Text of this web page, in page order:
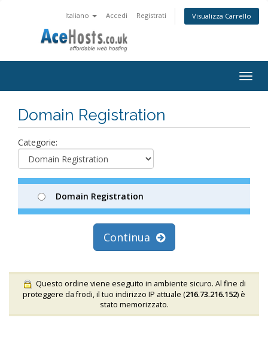
Italiano Accedi Registrati Visualizza Carrello
Domain Registration
Categorie:
Domain Registration
Continua
Questo ordine viene eseguito in ambiente sicuro. Al fine di
proteggere da frodi, il tuo indirizzo IP attuale (216.73.216.152) è
stato memorizzato.